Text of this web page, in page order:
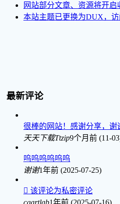
网站部分文章、资源将开启
本站主题已更换为DUX，访
最新评论
很棒的网站！感谢分享，谢
天天下载Ttzip9个月前 (11-
呜呜呜呜呜呜
谢谢1年前 (2025-07-25)
 该评论为私密评论
cgartlab1年前 (2025-07-16)